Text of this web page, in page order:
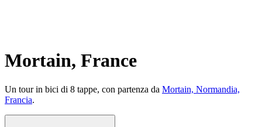
Mortain, France
Un tour in bici di 8 tappe, con partenza da Mortain, Normandia,
Francia.